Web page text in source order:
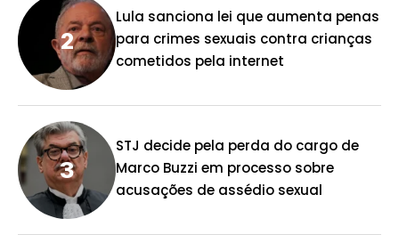
Lula sanciona lei que aumenta penas
para crimes sexuais contra crianças
cometidos pela internet
STJ decide pela perda do cargo de
Marco Buzzi em processo sobre
acusações de assédio sexual